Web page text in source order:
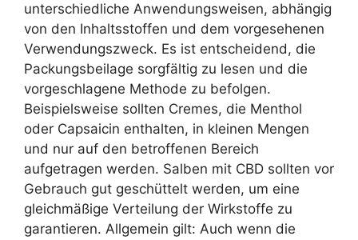
unterschiedliche Anwendungsweisen, abhängig
von den Inhaltsstoffen und dem vorgesehenen
Verwendungszweck. Es ist entscheidend, die
Packungsbeilage sorgfältig zu lesen und die
vorgeschlagene Methode zu befolgen.
Beispielsweise sollten Cremes, die Menthol
oder Capsaicin enthalten, in kleinen Mengen
und nur auf den betroffenen Bereich
aufgetragen werden. Salben mit CBD sollten vor
Gebrauch gut geschüttelt werden, um eine
gleichmäßige Verteilung der Wirkstoffe zu
garantieren. Allgemein gilt: Auch wenn die